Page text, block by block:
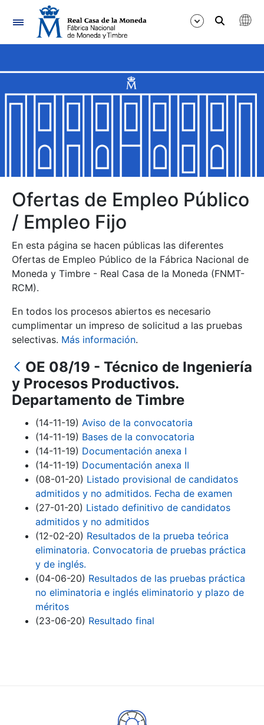
Navegación
Mostrar/Ocultar
Mostrar/Ocultar
Mostrar/Ocultar
Mostrar/Ocultar
Mostrar/Ocultar
Mostrar/Ocultar
Mostrar/Ocultar
Mostrar/Ocultar
Ofertas de Empleo Público
/ Empleo Fijo
En esta página se hacen públicas las diferentes
Ofertas de Empleo Público de la Fábrica Nacional de
Moneda y Timbre - Real Casa de la Moneda (FNMT-
RCM).
En todos los procesos abiertos es necesario
cumplimentar un impreso de solicitud a las pruebas
selectivas. Más información.
OE 08/19 - Técnico de Ingeniería
y Procesos Productivos.
Departamento de Timbre
(14-11-19) Aviso de la convocatoria
(14-11-19) Bases de la convocatoria
(14-11-19) Documentación anexa I
(14-11-19) Documentación anexa II
(08-01-20) Listado provisional de candidatos
admitidos y no admitidos. Fecha de examen
(27-01-20) Listado definitivo de candidatos
admitidos y no admitidos
(12-02-20) Resultados de la prueba teórica
eliminatoria. Convocatoria de pruebas práctica
y de inglés.
(04-06-20) Resultados de las pruebas práctica
no eliminatoria e inglés eliminatorio y plazo de
méritos
(23-06-20) Resultado final